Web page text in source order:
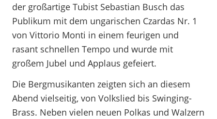
der großartige Tubist Sebastian Busch das
Publikum mit dem ungarischen Czardas Nr. 1
von Vittorio Monti in einem feurigen und
rasant schnellen Tempo und wurde mit
großem Jubel und Applaus gefeiert.
Die Bergmusikanten zeigten sich an diesem
Abend vielseitig, von Volkslied bis Swinging-
Brass. Neben vielen neuen Polkas und Walzern